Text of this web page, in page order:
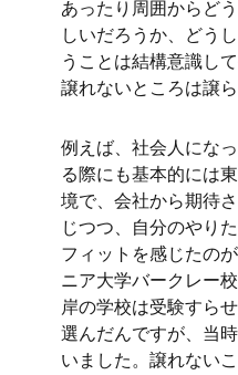
あったり周囲からど
しいだろうか、どう
うことは結構意識し
譲れないところは譲
例えば、社会人にな
る際にも基本的には
境で、会社から期待
じつつ、自分のやり
フィットを感じたの
ニア大学バークレー
岸の学校は受験すら
選んだんですが、当
いました。譲れない